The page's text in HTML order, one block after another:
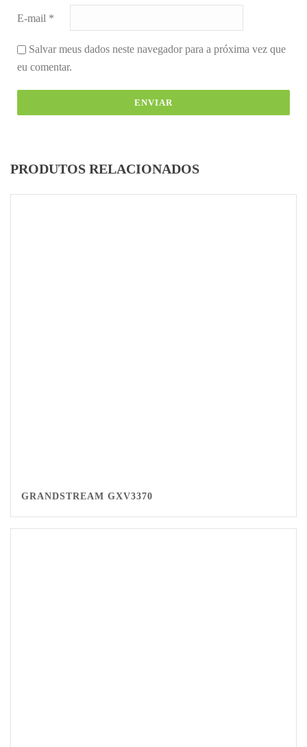
E-mail *
Salvar meus dados neste navegador para a próxima vez que
eu comentar.
PRODUTOS RELACIONADOS
GRANDSTREAM GXV3370